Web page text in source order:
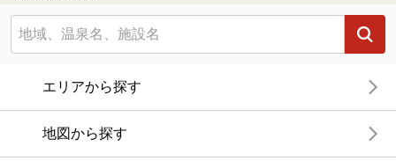
エリアから探す
地図から探す